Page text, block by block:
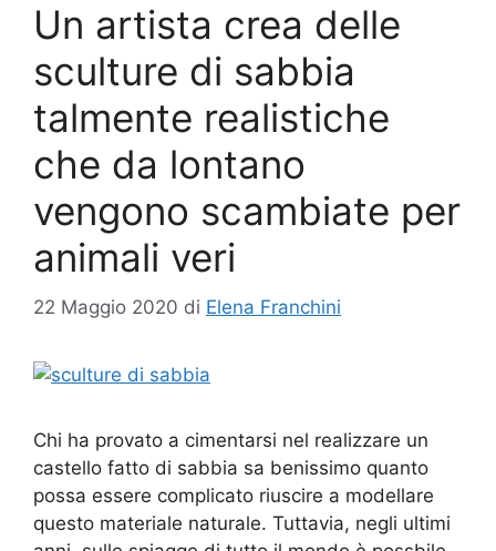
Un artista crea delle
sculture di sabbia
talmente realistiche
che da lontano
vengono scambiate per
animali veri
22 Maggio 2020 di Elena Franchini
Chi ha provato a cimentarsi nel realizzare un
castello fatto di sabbia sa benissimo quanto
possa essere complicato riuscire a modellare
questo materiale naturale. Tuttavia, negli ultimi